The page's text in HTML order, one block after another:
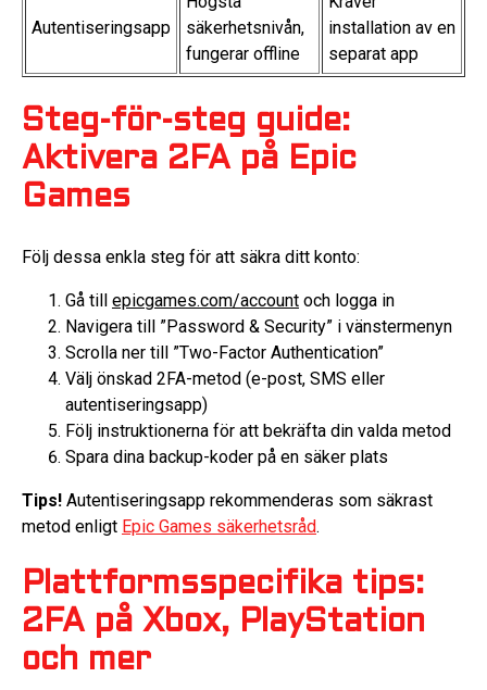
Autentiseringsapp
säkerhetsnivån,
fungerar offline
installation av en
separat app
Steg-för-steg guide:
Aktivera 2FA på Epic
Games
Följ dessa enkla steg för att säkra ditt konto:
Gå till epicgames.com/account och logga in
Navigera till ”Password & Security” i vänstermenyn
Scrolla ner till ”Two-Factor Authentication”
Välj önskad 2FA-metod (e-post, SMS eller
autentiseringsapp)
Följ instruktionerna för att bekräfta din valda metod
Spara dina backup-koder på en säker plats
Tips! Autentiseringsapp rekommenderas som säkrast
metod enligt Epic Games säkerhetsråd.
Plattformsspecifika tips:
2FA på Xbox, PlayStation
och mer